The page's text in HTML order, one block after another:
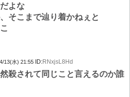
よな
そこまで辿り着かねぇと
13(水) 21:55 ID:RNxjsL8Hd
殺されて同じこと言えるのか誰